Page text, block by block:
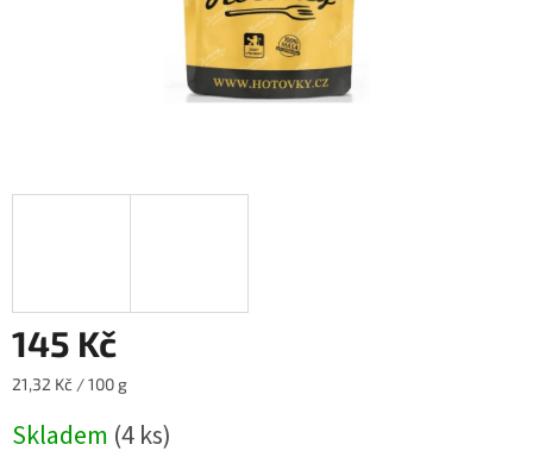
145 Kč
Měrná
21,32 Kč / 100 g
Skladem (4 ks)